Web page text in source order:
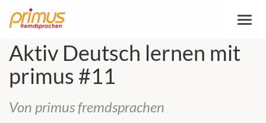
Attiva
Aktiv Deutsch lernen mit
primus #11
Von primus fremdsprachen